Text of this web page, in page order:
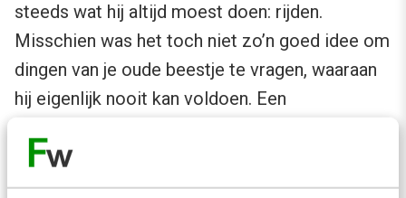
steeds wat hij altijd moest doen: rijden.
Misschien was het toch niet zo’n goed idee om
dingen van je oude beestje te vragen, waaraan
hij eigenlijk nooit kan voldoen. Een
noodzakelijk voor de functie van een auto.
Blijven rijden in je klassieker is in principe geen